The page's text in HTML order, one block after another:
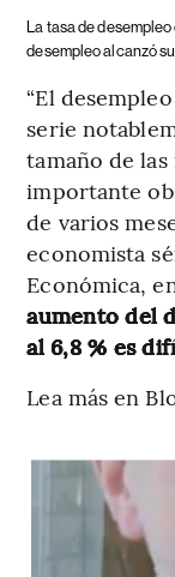
La tasa de
desempleo alcanzó
“El
serie
tamaño de
importante
de varios
economista
Económica,
aumento del
al 6,8 % es
Lea más en